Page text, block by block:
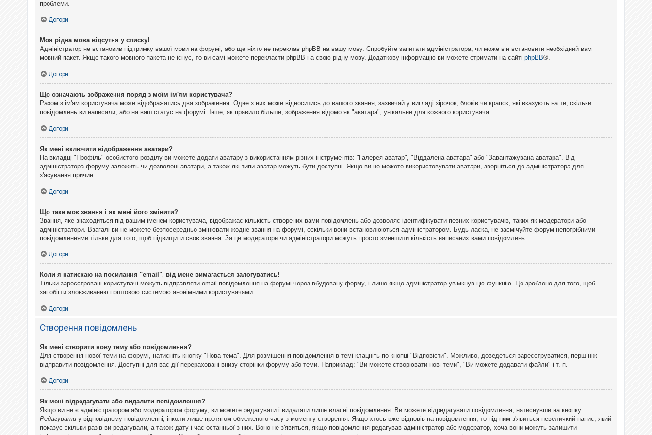
проблеми.
Догори
Моя рідна мова відсутня у списку!
Адміністратор не встановив підтримку вашої мови на форумі, або ще ніхто не переклав phpBB на вашу мову. Спробуйте запитати адміністратора, чи може він встановити необхідний вам
мовний пакет. Якщо такого мовного пакета не існує, то ви самі можете перекласти phpBB на свою рідну мову. Додаткову інформацію ви можете отримати на сайті phpBB®.
Догори
Що означають зображення поряд з моїм ім'ям користувача?
Разом з ім'ям користувача може відображатись два зображення. Одне з них може відноситись до вашого звання, зазвичай у вигляді зірочок, блоків чи крапок, які вказують на те, скільки
повідомлень ви написали, або на ваш статус на форумі. Інше, як правило більше, зображення відомо як "аватара", унікальне для кожного користувача.
Догори
Як мені включити відображення аватари?
На вкладці "Профіль" особистого розділу ви можете додати аватару з використанням різних інструментів: "Галерея аватар", "Віддалена аватара" або "Завантажувана аватара". Від
адміністратора форуму залежить чи дозволені аватари, а також які типи аватар можуть бути доступні. Якщо ви не можете використовувати аватари, зверніться до адміністратора для
з'ясування причин.
Догори
Що таке моє звання і як мені його змінити?
Звання, яке знаходиться під вашим іменем користувача, відображає кількість створених вами повідомлень або дозволяє ідентифікувати певних користувачів, таких як модератори або
адміністратори. Взагалі ви не можете безпосередньо змінювати жодне звання на форумі, оскільки вони встановлюються адміністратором. Будь ласка, не засмічуйте форум непотрібними
повідомленнями тільки для того, щоб підвищити своє звання. За це модератори чи адміністратори можуть просто зменшити кількість написаних вами повідомлень.
Догори
Коли я натискаю на посилання "email", від мене вимагається залогуватись!
Тільки зареєстровані користувачі можуть відправляти email-повідомлення на форумі через вбудовану форму, і лише якщо адміністратор увімкнув цю функцію. Це зроблено для того, щоб
запобігти зловживанню поштовою системою анонімними користувачами.
Догори
Створення повідомлень
Як мені створити нову тему або повідомлення?
Для створення нової теми на форумі, натисніть кнопку "Нова тема". Для розміщення повідомлення в темі клацніть по кнопці "Відповісти". Можливо, доведеться зареєструватися, перш ніж
відправити повідомлення. Доступні для вас дії перераховані внизу сторінки форуму або теми. Наприклад: "Ви можете створювати нові теми", "Ви можете додавати файли" і т. п.
Догори
Як мені відредагувати або видалити повідомлення?
Якщо ви не є адміністратором або модератором форуму, ви можете редагувати і видаляти лише власні повідомлення. Ви можете відредагувати повідомлення, натиснувши на кнопку
Редагувати у відповідному повідомленні, інколи лише протягом обмеженого часу з моменту створення. Якщо хтось вже відповів на повідомлення, то під ним з'явиться невеличкий напис, який
показує скільки разів ви редагували, а також дату і час останньої з них. Воно не з'явиться, якщо повідомлення редагував адміністратор або модератор, хоча вони можуть залишити